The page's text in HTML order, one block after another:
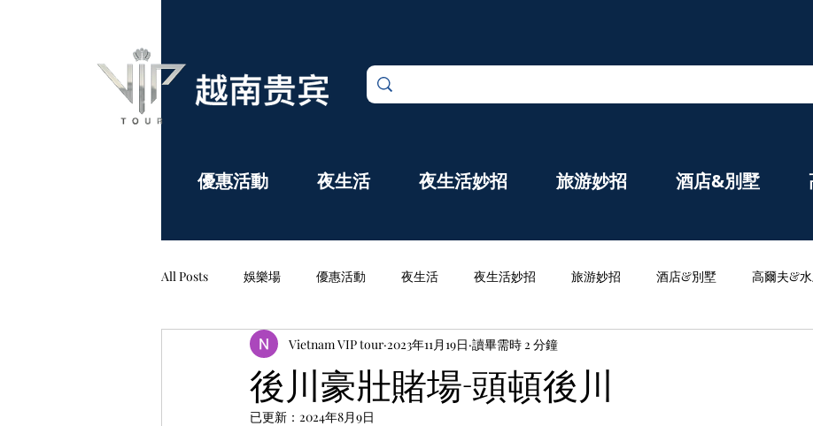
優惠活動 夜生活 夜生活妙招 旅游妙招 酒店&別墅
All Posts 娛樂場 優惠活動 夜生活 夜生活妙招 旅游妙招 酒店&別墅 高爾夫&
評論&公告欄
後川豪壯賭場-頭頓後川
Vietnam VIP tour 2023年11月19日 讀畢需時 2 分鐘
已更新： 2024年8月9日